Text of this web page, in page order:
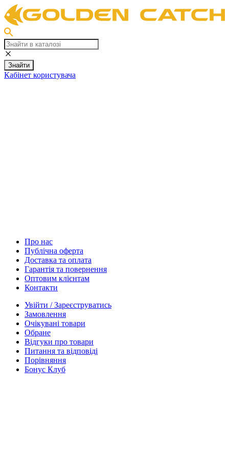
Знайти
Кабінет користувача
Про нас
Публічна оферта
Доставка та оплата
Гарантія та повернення
Оптовим клієнтам
Контакти
Увійти / Зареєструватись
Замовлення
Очікувані товари
Обране
Відгуки про товари
Питання та відповіді
Порівняння
Бонус Клуб